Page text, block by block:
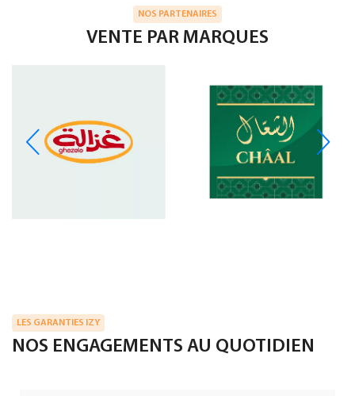
NOS PARTENAIRES
VENTE PAR MARQUES
LES GARANTIES IZY
NOS ENGAGEMENTS AU QUOTIDIEN